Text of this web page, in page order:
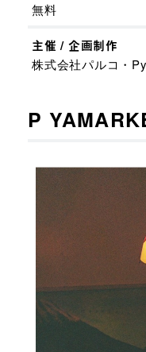
無料
主催 / 企画制作
株式会社パルコ・
P